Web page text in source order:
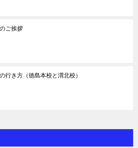
ご挨拶
行き方（徳島本校と渭北校）